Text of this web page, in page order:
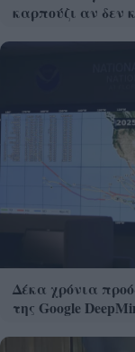
καρπούζι αν δεν
Δέκα χρόνια
της Google